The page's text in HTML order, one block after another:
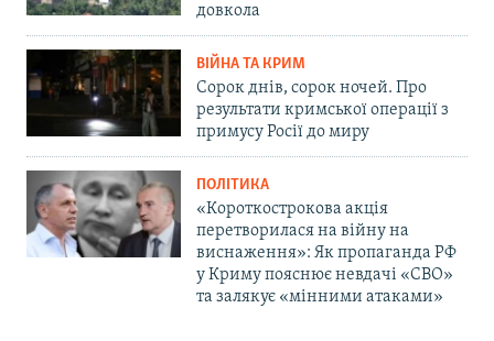
довкола
ВІЙНА ТА КРИМ
Сорок днів, сорок ночей. Про
результати кримської операції з
примусу Росії до миру
ПОЛІТИКА
«Короткострокова акція
перетворилася на війну на
виснаження»: Як пропаганда РФ
у Криму пояснює невдачі «СВО»
та залякує «мінними атаками»